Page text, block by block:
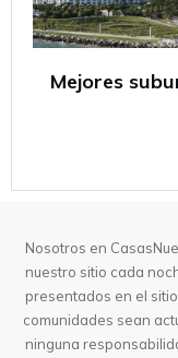
Mejores
Nosotros en
nuestro sitio cada
presentados en el
comunidades sean
ninguna